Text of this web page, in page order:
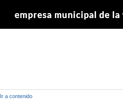
Ir a contenido